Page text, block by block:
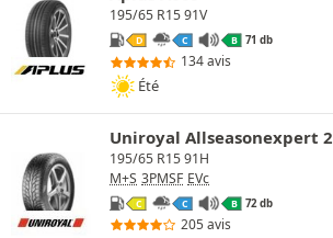
195/65 R15 91V
D C B 71 db
134 avis
Été
Uniroyal Allseasonexpert 2
195/65 R15 91H
M+S 3PMSF EVc
C C B 72 db
205 avis